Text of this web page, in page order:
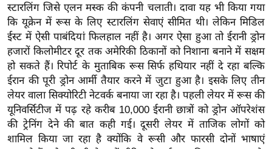
त्य
ज
ग
त
ऑ
टो
व
र्ल्ड
न्यू
स्टारलिंग जिसे एलन मस्क की कंपनी चलाती। दावा यह भी किया गया
कि यूक्रेन में रूस के लिए स्टारलिंग सेवाएं सीमित थी। लेकिन मिडिल
ईस्ट में ऐसी पाबंदियां फिलहाल नहीं है। अगर ऐसा हुआ तो ईरानी ड्रोन
हजारों किलोमीटर दूर तक अमेरिकी ठिकानों को निशाना बनाने में सक्षम
हो सकते हैं। रिपोर्ट के मुताबिक रूस सिर्फ हथियार नहीं दे रहा बल्कि
ईरान की पूरी ड्रोन आर्मी तैयार करने में जुटा हुआ है। इसके लिए तीन
लेयर वाला सिक्योरिटी नेटवर्क बनाया जा रहा है। पहली लेयर में रूस की
यूनिवर्सिटीज में पढ़ रहे करीब 10,000 ईरानी छात्रों को ड्रोन ऑपरेशंस
की ट्रेनिंग देने की बात कही गई। दूसरी लेयर में ताजिक लोगों को
शामिल किया जा रहा है क्योंकि वे रूसी और फारसी दोनों भाषाएं